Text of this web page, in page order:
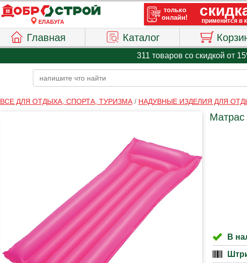
ЕЛАБУГА
Главная Каталог
311 товаров со скидкой от
ВСЕ ДЛЯ ОТДЫХА, СПОРТА, ТУРИЗМА/ НАДУВНЫЕ ИЗДЕЛИЯ ДЛЯ
В